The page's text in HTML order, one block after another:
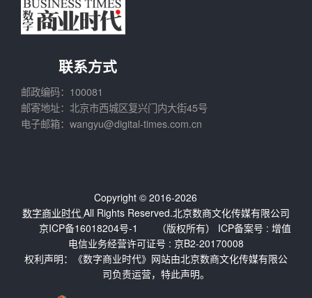
联系方式
邮政编码：100081
邮寄地址：北京市西城区复兴门内大街45号
电子邮箱：wangyu@digital-times.com.cn
Copyright © 2016-2026
数字商业时代 All Rights Reserved.北京数商文化传媒有限公司
（版权所有） ICP备案号 :
京ICP备16018204号-1
增值
电信业务经营许可证号 : 京B2-20170008
权利声明：《数字商业时代》网站由北京数商文化传媒有限公
司负责运营，特此声明。